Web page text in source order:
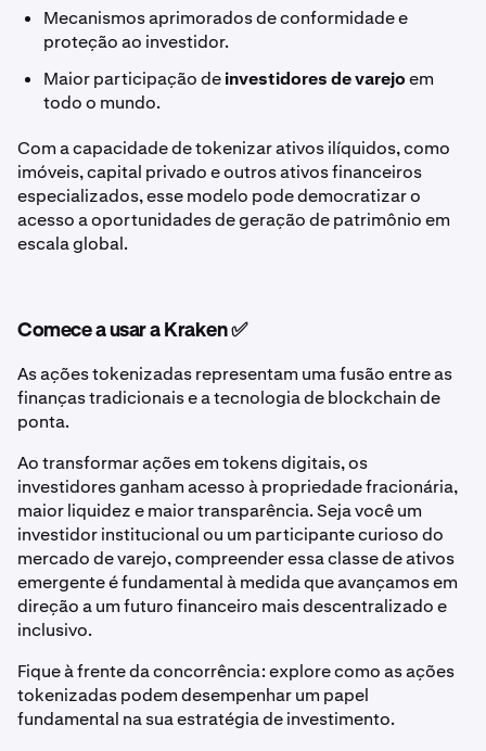
Mecanismos aprimorados de conformidade e
proteção ao investidor.
Maior participação deinvestidores de varejoem
todo o mundo.
Com a capacidade de tokenizar ativos ilíquidos, como
imóveis, capital privado e outros ativos financeiros
especializados, esse modelo pode democratizar o
acesso a oportunidades de geração de patrimônio em
escala global.
Comece a usar a Kraken ✅
As ações tokenizadas representam uma fusão entre as
finanças tradicionais e a tecnologia de blockchain de
ponta.
Ao transformar ações em tokens digitais, os
investidores ganham acesso à propriedade fracionária,
maior liquidez e maior transparência. Seja você um
investidor institucional ou um participante curioso do
mercado de varejo, compreender essa classe de ativos
emergente é fundamental à medida que avançamos em
direção a um futuro financeiro mais descentralizado e
inclusivo.
Fique à frente da concorrência: explore como as ações
tokenizadas podem desempenhar um papel
fundamental na sua estratégia de investimento.